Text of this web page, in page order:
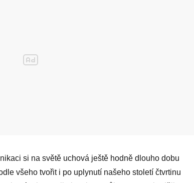
si na světě uchová ještě hodně dlouho dobu
všeho tvořit i po uplynutí našeho století čtvrtinu